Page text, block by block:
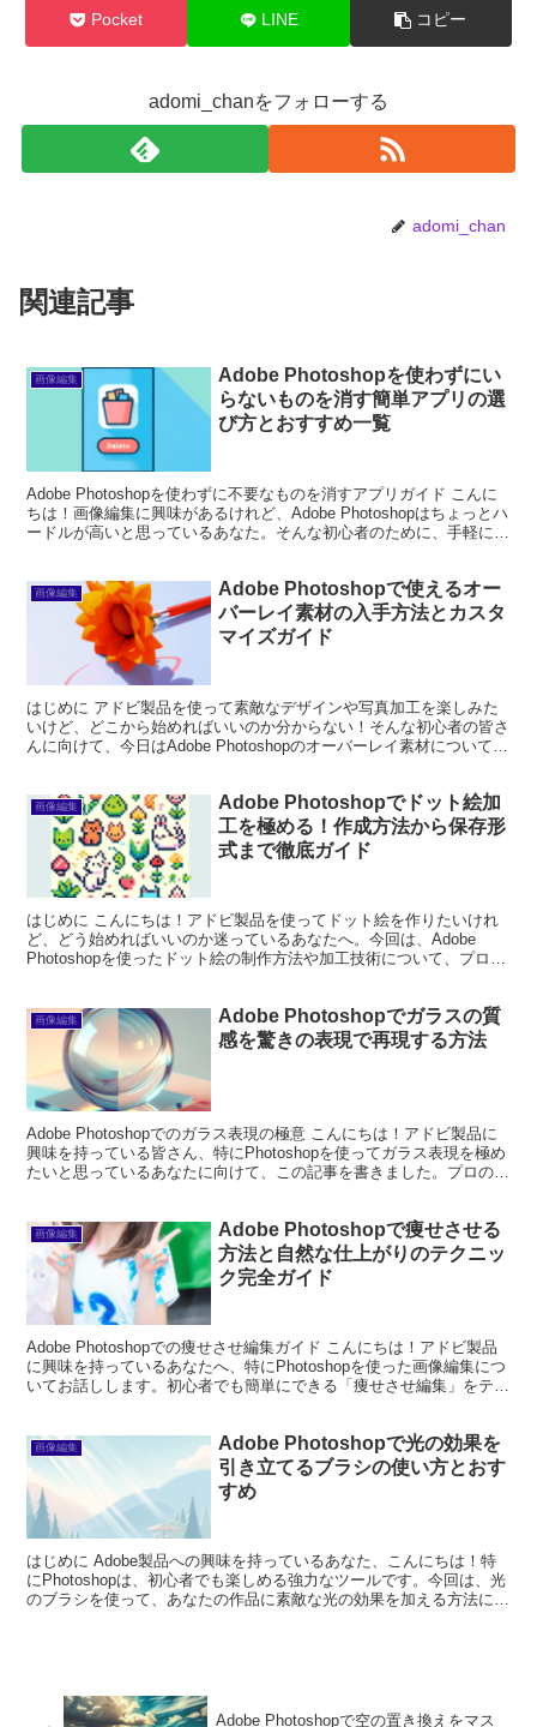
Pocket LINE コピー
adomi_chanをフォローする
adomi_chan
関連記事
画像編集
Adobe Photoshopを使わずにい
らないものを消す簡単アプリの選
び方とおすすめ一覧
Adobe Photoshopを使わずに不要なものを消すアプリガイド こんに
ちは！画像編集に興味があるけれど、Adobe Photoshopはちょっとハ
ードルが高いと思っているあなた。そんな初心者のために、手軽に不
画像編集
Adobe Photoshopで使えるオー
バーレイ素材の入手方法とカスタ
マイズガイド
はじめに アドビ製品を使って素敵なデザインや写真加工を楽しみた
いけど、どこから始めればいいのか分からない！そんな初心者の皆さ
んに向けて、今日はAdobe Photoshopのオーバーレイ素材について詳
画像編集
Adobe Photoshopでドット絵加
工を極める！作成方法から保存形
式まで徹底ガイド
はじめに こんにちは！アドビ製品を使ってドット絵を作りたいけれ
ど、どう始めればいいのか迷っているあなたへ。今回は、Adobe
Photoshopを使ったドット絵の制作方法や加工技術について、プロの
画像編集
Adobe Photoshopでガラスの質
感を驚きの表現で再現する方法
Adobe Photoshopでのガラス表現の極意 こんにちは！アドビ製品に
興味を持っている皆さん、特にPhotoshopを使ってガラス表現を極め
たいと思っているあなたに向けて、この記事を書きました。プロの目
画像編集
Adobe Photoshopで痩せさせる
方法と自然な仕上がりのテクニッ
ク完全ガイド
Adobe Photoshopでの痩せさせ編集ガイド こんにちは！アドビ製品
に興味を持っているあなたへ、特にPhotoshopを使った画像編集につ
いてお話しします。初心者でも簡単にできる「痩せさせ編集」をテー
画像編集
Adobe Photoshopで光の効果を
引き立てるブラシの使い方とおす
すめ
はじめに Adobe製品への興味を持っているあなた、こんにちは！特
にPhotoshopは、初心者でも楽しめる強力なツールです。今回は、光
のブラシを使って、あなたの作品に素敵な光の効果を加える方法につ
Adobe Photoshopで空の置き換えをマス